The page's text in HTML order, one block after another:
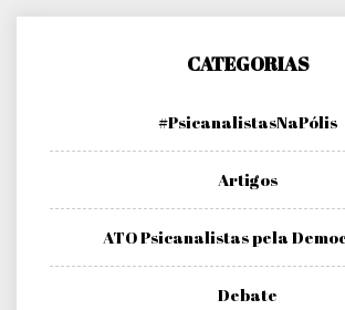
CATEGORIAS
#PsicanalistasNaPólis
Artigos
ATO Psicanalistas pela
Debate